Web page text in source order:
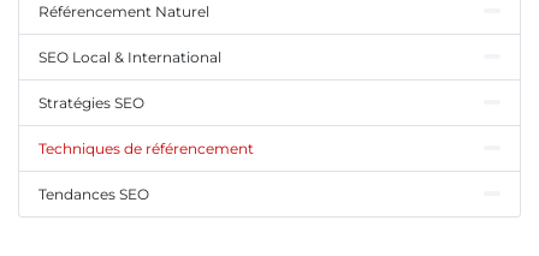
Référencement Naturel
SEO Local & International
Stratégies SEO
Techniques de référencement
Tendances SEO